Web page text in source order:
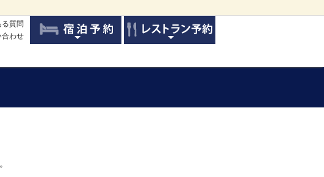
る質問
合わせ